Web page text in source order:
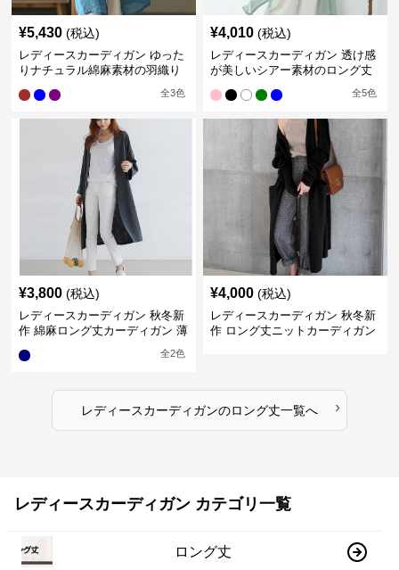
¥5,430 (税込)
レディースカーディガン ゆった
りナチュラル綿麻素材の羽織り
全3色
¥4,010 (税込)
レディースカーディガン 透け感
が美しいシアー素材のロング丈
全5色
¥3,800 (税込)
レディースカーディガン 秋冬新
作 綿麻ロング丈カーディガン 薄
全2色
¥4,000 (税込)
レディースカーディガン 秋冬新
作 ロング丈ニットカーディガン
レディースカーディガンのロング丈一覧へ ›
レディースカーディガン カテゴリ一覧
ロング丈